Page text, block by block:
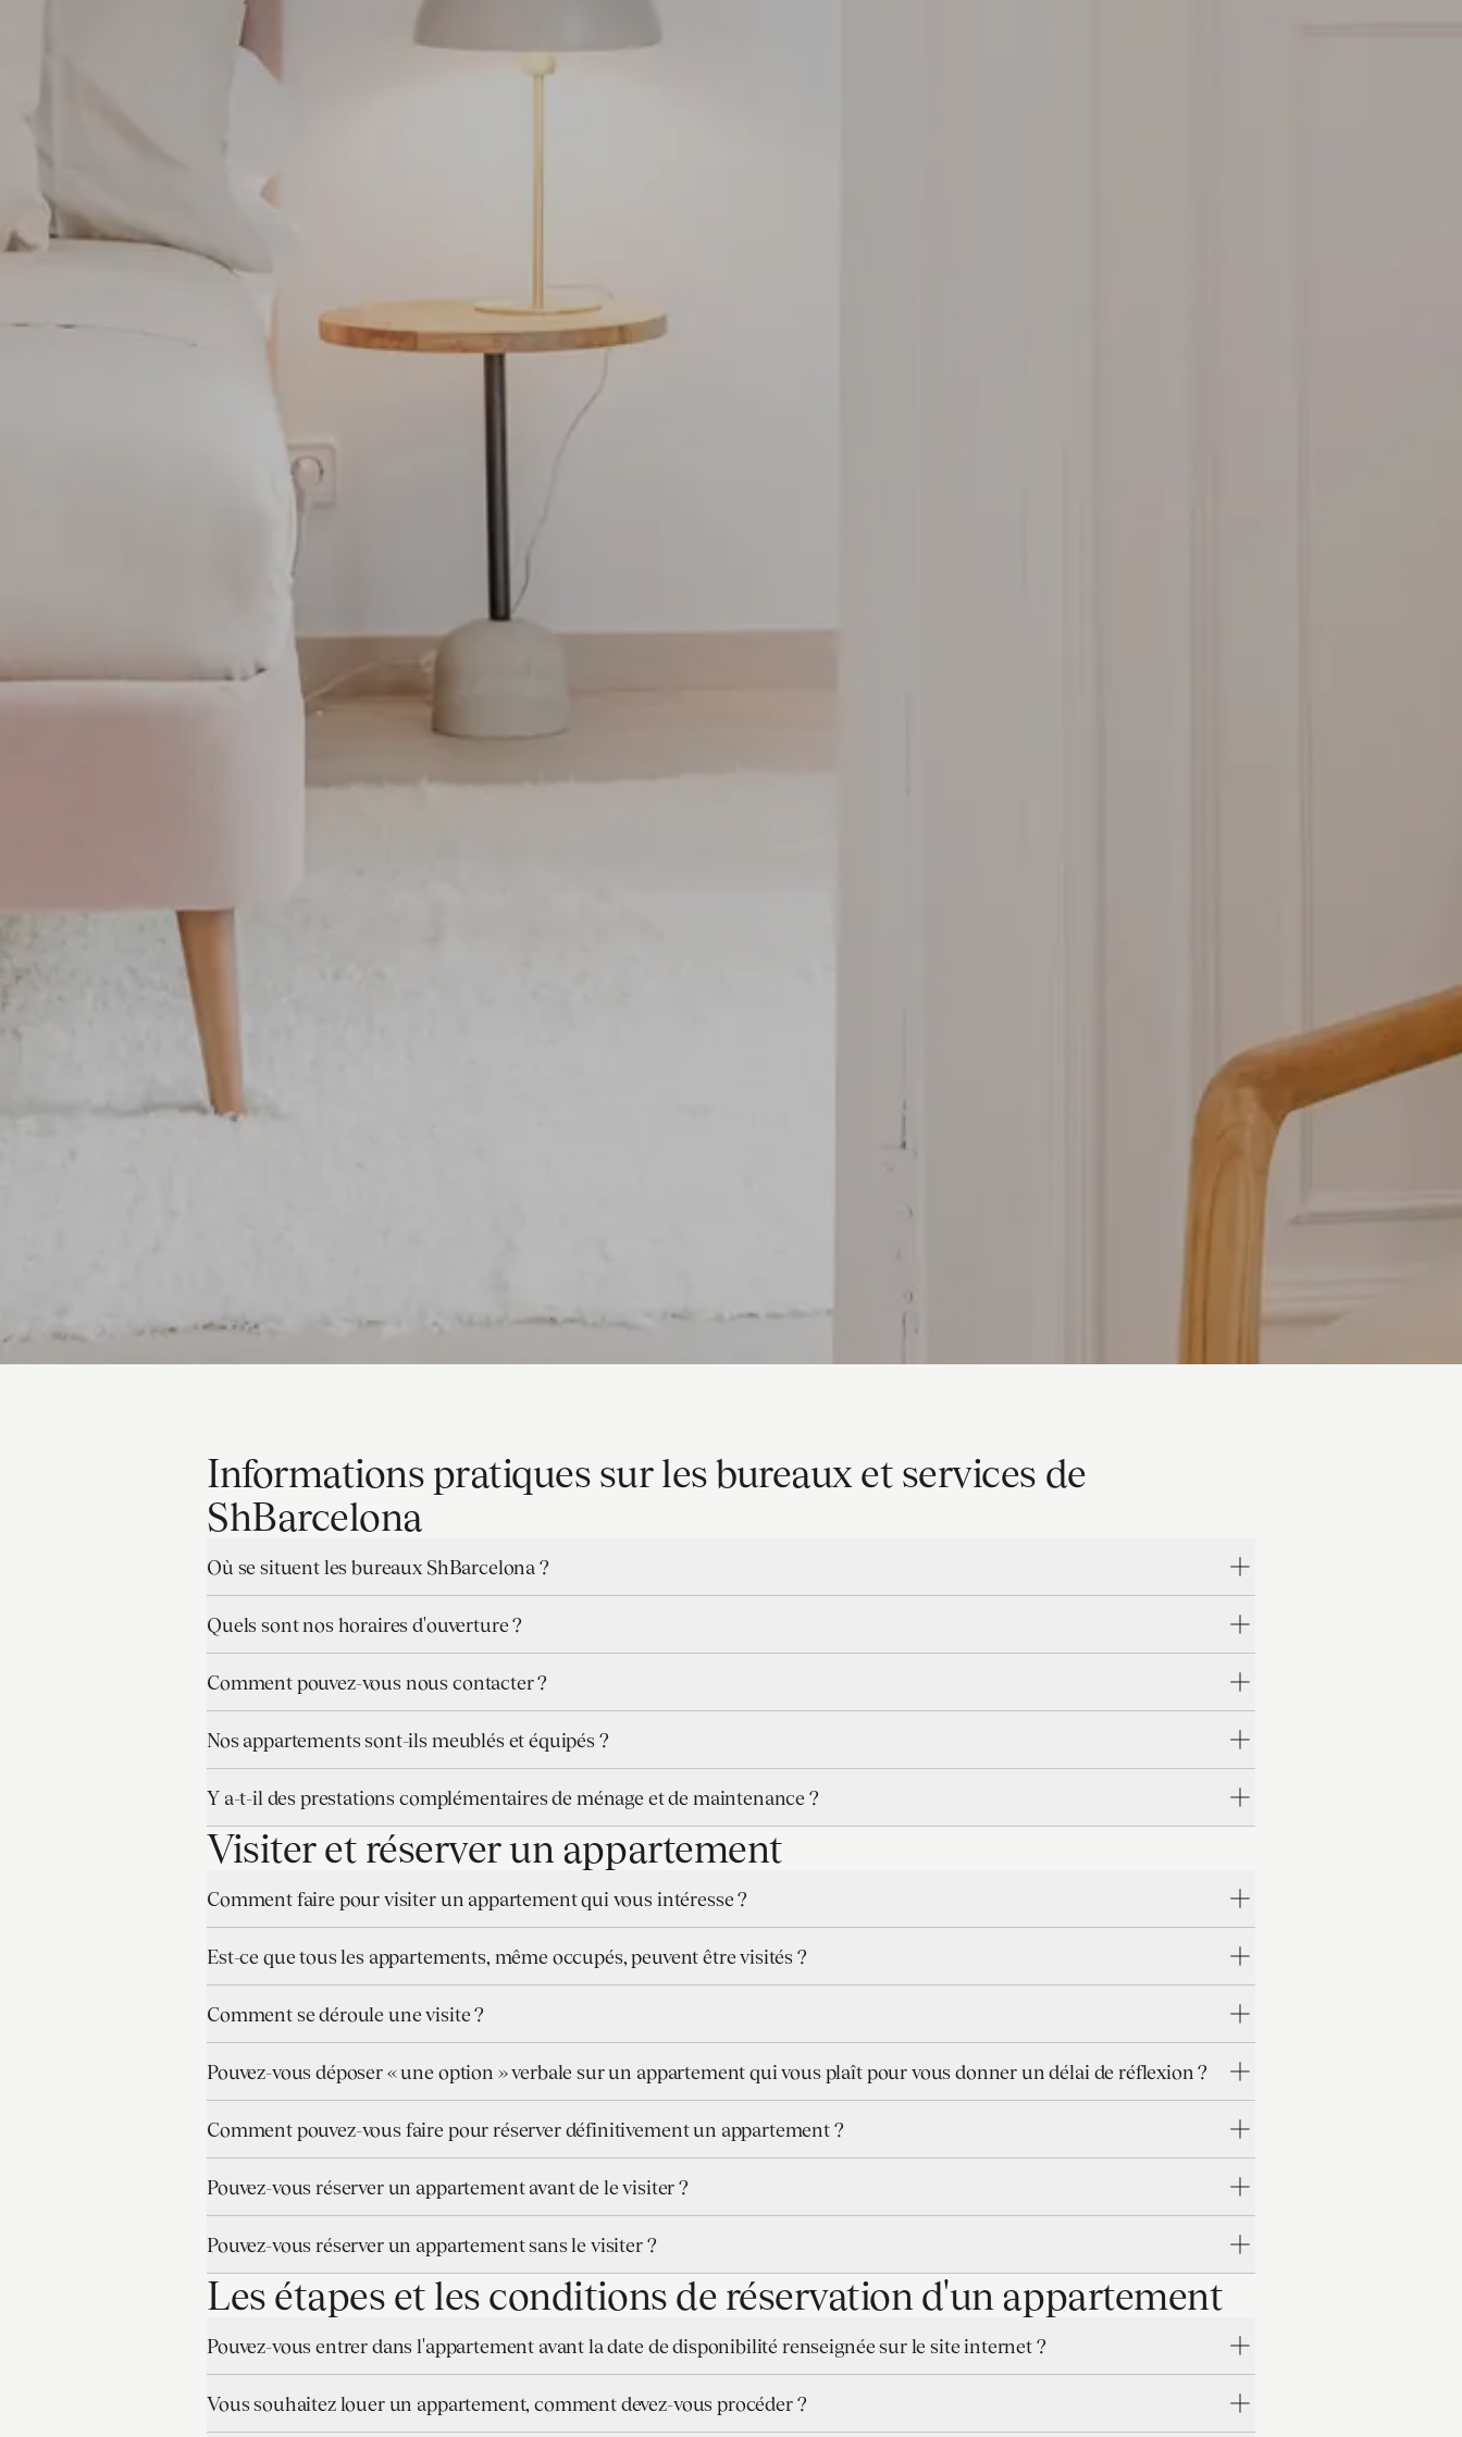
Informations pratiques sur les bureaux et services de
ShBarcelona
Où se situent les bureaux ShBarcelona ?
Quels sont nos horaires d'ouverture ?
Comment pouvez-vous nous contacter ?
Nos appartements sont-ils meublés et équipés ?
Y a-t-il des prestations complémentaires de ménage et de maintenance ?
Visiter et réserver un appartement
Comment faire pour visiter un appartement qui vous intéresse ?
Est-ce que tous les appartements, même occupés, peuvent être visités ?
Comment se déroule une visite ?
Pouvez-vous déposer « une option » verbale sur un appartement qui vous plaît pour vous donner un délai de réflexion ?
Comment pouvez-vous faire pour réserver définitivement un appartement ?
Pouvez-vous réserver un appartement avant de le visiter ?
Pouvez-vous réserver un appartement sans le visiter ?
Les étapes et les conditions de réservation d'un appartement
Pouvez-vous entrer dans l'appartement avant la date de disponibilité renseignée sur le site internet ?
Vous souhaitez louer un appartement, comment devez-vous procéder ?